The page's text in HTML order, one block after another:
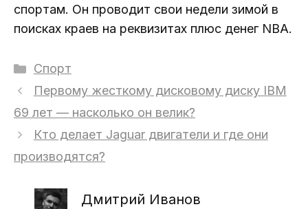
спортам. Он проводит свои недели зимой в
поисках краев на реквизитах плюс денег NBA.
Рубрики
Спорт
Первому жесткому дисковому диску IBM
69 лет — насколько он велик?
Кто делает Jaguar двигатели и где они
производятся?
Дмитрий Иванов